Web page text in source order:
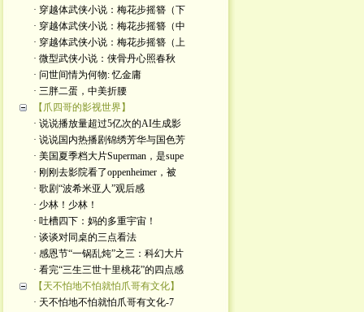
· 穿越体武侠小说：梅花步摇簪（下
· 穿越体武侠小说：梅花步摇簪（中
· 穿越体武侠小说：梅花步摇簪（上
· 微型武侠小说：侠骨丹心照春秋
· 问世间情为何物: 忆金庸
· 三胖二蛋，中美折腰
【爪四哥的影视世界】
· 说说播放量超过5亿次的AI生成影
· 说说国内热播剧锦绣芳华与国色芳
· 美国夏季档大片Superman，是supe
· 刚刚去影院看了oppenheimer，被
· 歌剧“波希米亚人”观后感
· 少林！少林！
· 吐槽四下：妈的多重宇宙！
· 谈谈对同桌的三点看法
· 感恩节“一锅乱炖”之三：科幻大片
· 看完“三生三世十里桃花”的四点感
【天不怕地不怕就怕爪哥有文化】
· 天不怕地不怕就怕爪哥有文化-7